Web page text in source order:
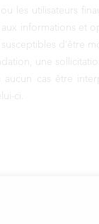
les utilisateurs
informations et
d’être
une
cas être
ci.